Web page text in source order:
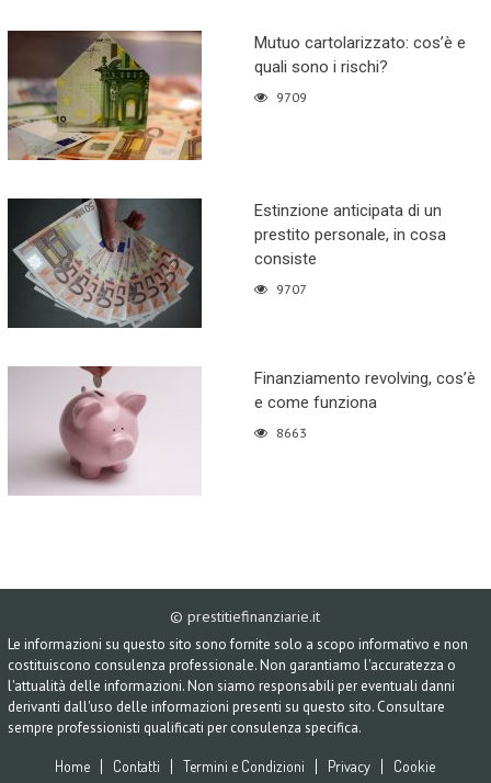
Mutuo cartolarizzato: cos’è e
quali sono i rischi?
9709
Estinzione anticipata di un
prestito personale, in cosa
consiste
9707
Finanziamento revolving, cos’è
e come funziona
8663
© prestitiefinanziarie.it
Le informazioni su questo sito sono fornite solo a scopo informativo e non
costituiscono consulenza professionale. Non garantiamo l'accuratezza o
l'attualità delle informazioni. Non siamo responsabili per eventuali danni
derivanti dall'uso delle informazioni presenti su questo sito. Consultare
sempre professionisti qualificati per consulenza specifica.
Home Contatti Termini e Condizioni Privacy Cookie